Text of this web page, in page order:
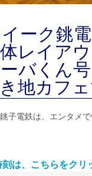
ーク銚
レイア
バくん
地カフ
子電鉄は、エンタメ
は、こちらをクリ